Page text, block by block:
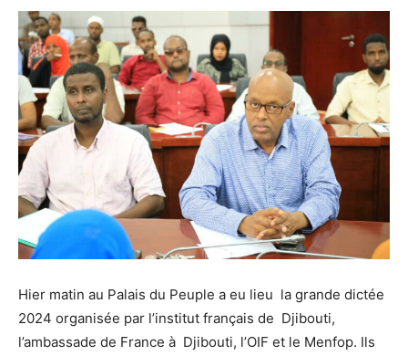
Hier matin au Palais du Peuple a eu lieu la grande dictée
2024 organisée par l’institut français de Djibouti,
l’ambassade de France à Djibouti, l’OIF et le Menfop. Ils